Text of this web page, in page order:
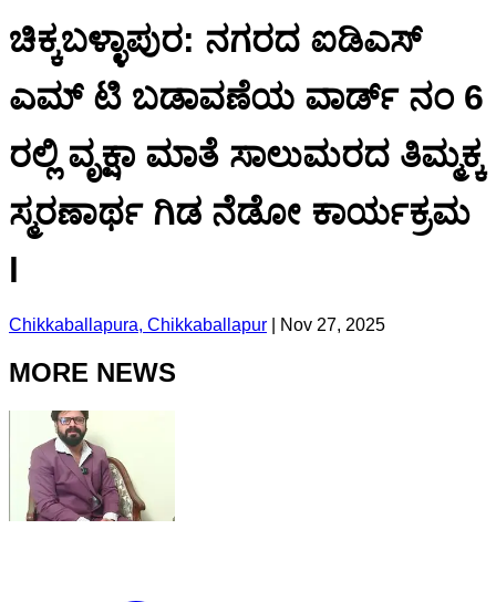
ಚಿಕ್ಕಬಳ್ಳಾಪುರ: ನಗರದ ಐಡಿಎಸ್
ಎಮ್ ಟಿ ಬಡಾವಣೆಯ ವಾರ್ಡ್ ನಂ 6
ರಲ್ಲಿ ವೃಕ್ಷಾ ಮಾತೆ ಸಾಲುಮರದ ತಿಮ್ಮಕ್ಕ
ಸ್ಮರಣಾರ್ಥ ಗಿಡ ನೆಡೋ ಕಾರ್ಯಕ್ರಮ
l
Chikkaballapura, Chikkaballapur Nov 27, 2025
MORE NEWS